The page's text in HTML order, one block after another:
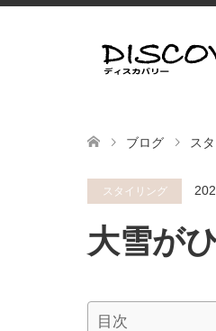
ブログ ス
スタイリング
大雪が
目次